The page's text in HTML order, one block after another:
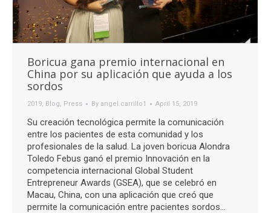
Boricua gana premio internacional en
China por su aplicación que ayuda a los
sordos
2019, Blog, Press By angel.carrillo1 April 15, 2019
Su creación tecnológica permite la comunicación
entre los pacientes de esta comunidad y los
profesionales de la salud. La joven boricua Alondra
Toledo Febus ganó el premio Innovación en la
competencia internacional Global Student
Entrepreneur Awards (GSEA), que se celebró en
Macau, China, con una aplicación que creó que
permite la comunicación entre pacientes sordos…